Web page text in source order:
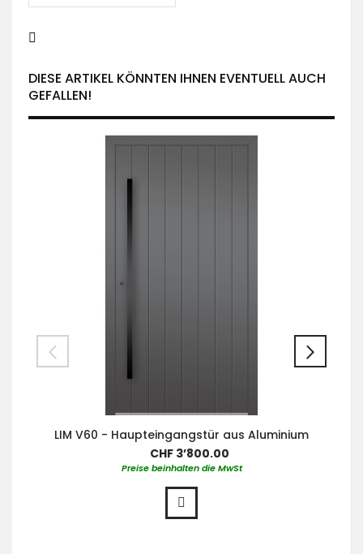
DIESE ARTIKEL KÖNNTEN IHNEN EVENTUELL AUCH
GEFALLEN!
LIM V60 - Haupteingangstür aus Aluminium
CHF 3’800.00
Preise beinhalten die MwSt